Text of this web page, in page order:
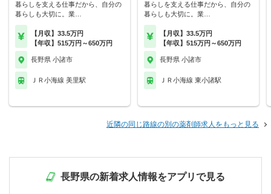
暮らしを支える仕事だから、自分の
暮らしも大切に。業…
【月収】33.5万円
【年収】515万円～650万円
長野県 小諸市
ＪＲ小海線 美里駅
暮らしを支える仕事だから、自分の
暮らしも大切に。業…
【月収】33.5万円
【年収】515万円～650万円
長野県 小諸市
ＪＲ小海線 東小諸駅
近隣の同じ路線の別の薬剤師求人をもっと見る
長野県の新着求人情報をアプリで見る